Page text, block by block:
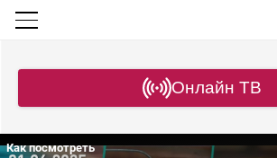
Онлайн ТВ
Как посмотреть